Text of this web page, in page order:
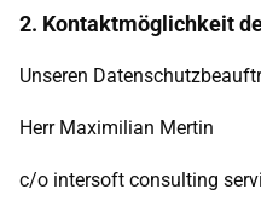
2. Kontaktmöglichkeit
Unseren
Herr Maximilian Mertin
c/o intersoft consulting